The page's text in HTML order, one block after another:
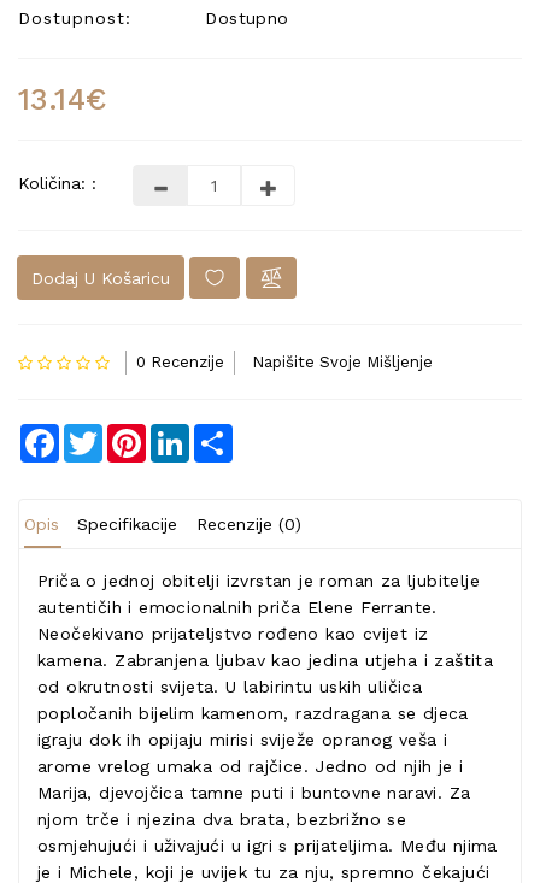
Dostupnost:
Dostupno
13.14€
Količina: :
Dodaj U Košaricu
0 Recenzije Napišite Svoje Mišljenje
Facebook
TwitterPinterestLinkedIn
Opis Specifikacije Recenzije (0)
Priča o jednoj obitelji izvrstan je roman za ljubitelje
autentičih i emocionalnih priča Elene Ferrante.
Neočekivano prijateljstvo rođeno kao cvijet iz
kamena. Zabranjena ljubav kao jedina utjeha i zaštita
od okrutnosti svijeta. U labirintu uskih uličica
popločanih bijelim kamenom, razdragana se djeca
igraju dok ih opijaju mirisi sviježe opranog veša i
arome vrelog umaka od rajčice. Jedno od njih je i
Marija, djevojčica tamne puti i buntovne naravi. Za
njom trče i njezina dva brata, bezbrižno se
osmjehujući i uživajući u igri s prijateljima. Među njima
je i Michele, koji je uvijek tu za nju, spremno čekajući